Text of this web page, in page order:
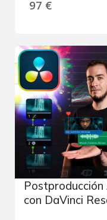
97 €
con DaVinci